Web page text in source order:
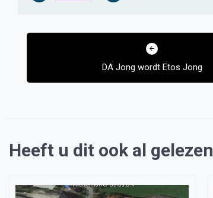
Bericht
DA Jong wordt Etos Jong
Heeft u dit ook al gelezen